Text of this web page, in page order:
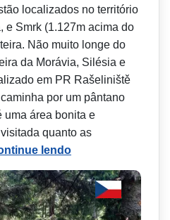
localizados no território
e Smrk (1.127m acima do
Não muito longe do
da Morávia, Silésia e
em PR Rašeliniště
por um pântano
uma área bonita e
quanto as
lendo